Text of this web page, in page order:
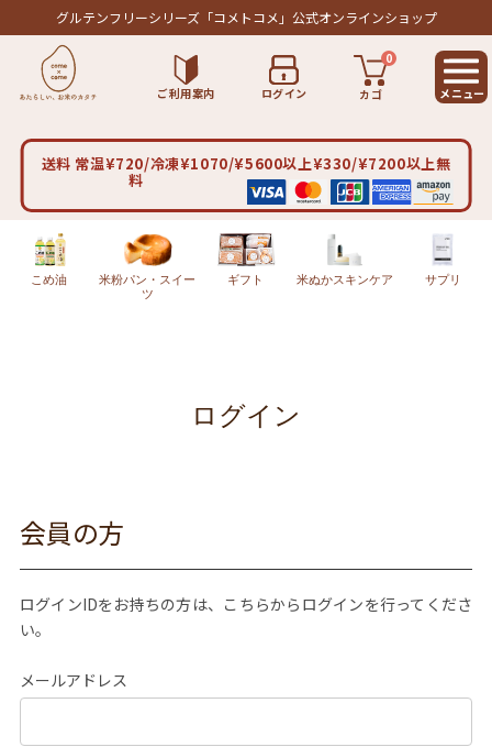
グルテンフリーシリーズ「コメトコメ」公式オンラインショップ
ご利用案内 ログイン カゴ
0
送料 常温¥720/冷凍¥1070/¥5600以上¥330/¥7200以上無
料
こめ油
米粉パン・スイー
ツ
ギフト 米ぬかスキンケア サプリ
ログイン
会員の方
ログインIDをお持ちの方は、こちらからログインを行ってくださ
い。
メールアドレス